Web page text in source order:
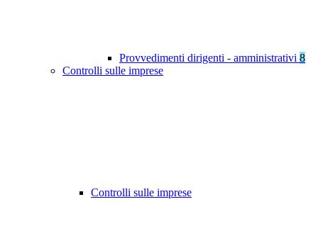
Provvedimenti dirigenti - amministrativi 8
Controlli sulle imprese
Controlli sulle imprese